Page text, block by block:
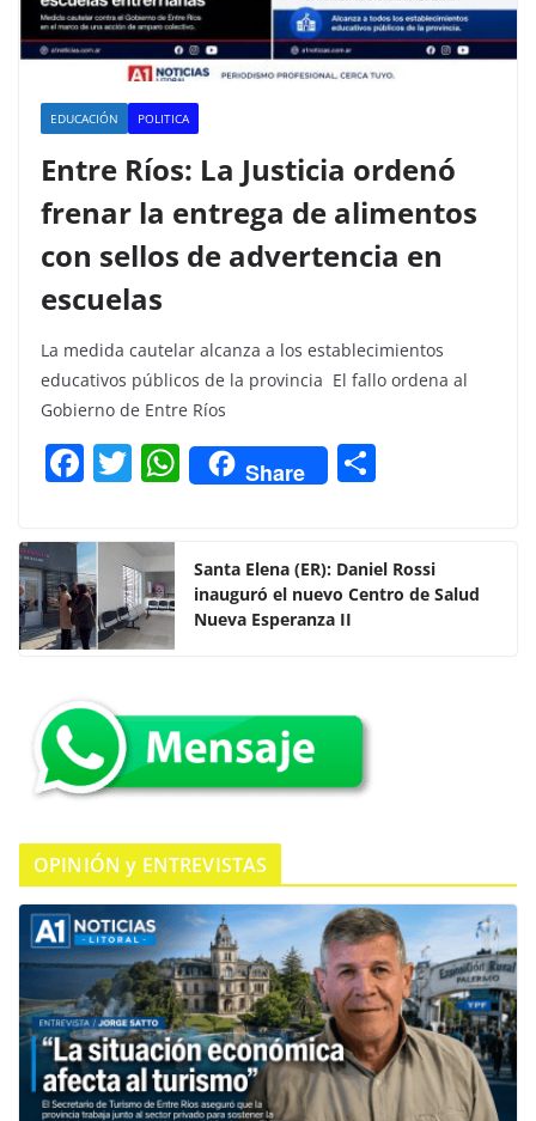
EDUCACIÓN POLITICA
Entre Ríos: La Justicia ordenó
frenar la entrega de alimentos
con sellos de advertencia en
escuelas
La medida cautelar alcanza a los establecimientos
educativos públicos de la provincia El fallo ordena al
Gobierno de Entre Ríos
F
c
e
b
o
o
k
T
itt
er
W
h
s
A
Share
p
ar
Santa Elena (ER): Daniel Rossi
inauguró el nuevo Centro de Salud
Nueva Esperanza II
OPINIÓN y ENTREVISTAS